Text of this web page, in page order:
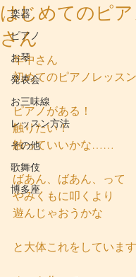
楽器
ピアノ
お琴
発表会
お三味線
レッスン方法
その他
歌舞伎
博多座
はじめてのピ
さん
年中さん
初めてのピアノレッス
ピアノがある！
触りたい！
触っていいかな……
ばあん、ばあん、って
やみくもに叩くより
遊んじゃおうかな
と大体これをしています